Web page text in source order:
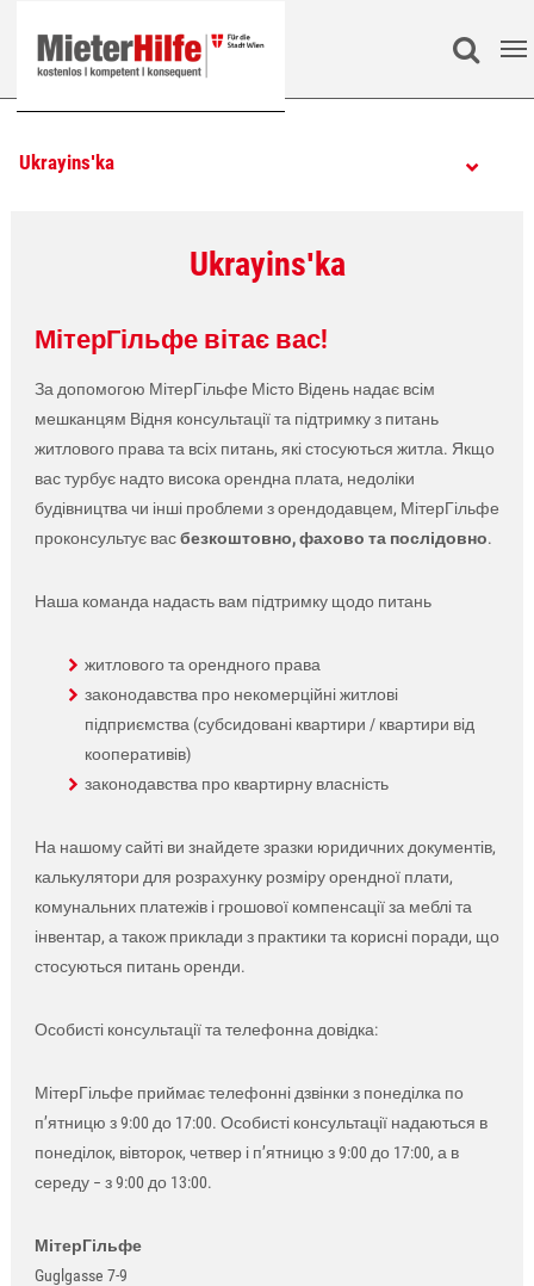
Search
Ukrayinsʹka
Ukrayinsʹka
МітерГільфе вітає вас!
За допомогою МітерГільфе Місто Відень надає всім
мешканцям Відня консультації та підтримку з питань
житлового права та всіх питань, які стосуються житла. Якщо
вас турбує надто висока орендна плата, недоліки
будівництва чи інші проблеми з орендодавцем, МітерГільфе
проконсультує васбезкоштовно, фахово та послідовно.
Наша команда надасть вам підтримку щодо питань
житлового та орендного права
законодавства про некомерційні житлові
підприємства (субсидовані квартири / квартири від
кооперативів)
законодавства про квартирну власність
На нашому сайті ви знайдете зразки юридичних документів,
калькулятори для розрахунку розміру орендної плати,
комунальних платежів і грошової компенсації за меблі та
інвентар, а також приклади з практики та корисні поради, що
стосуються питань оренди.
Особисті консультації та телефонна довідка:
МітерГільфе приймає телефонні дзвінки з понеділка по
п’ятницю з 9:00 до 17:00. Особисті консультації надаються в
понеділок, вівторок, четвер і п’ятницю з 9:00 до 17:00, а в
середу − з 9:00 до 13:00.
МітерГільфе
Guglgasse 7-9